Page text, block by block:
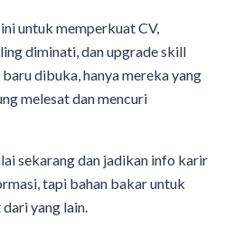
untuk memperkuat CV,
diminati, dan upgrade skill
dibuka, hanya mereka yang
melesat dan mencuri
sekarang dan jadikan info karir
tapi bahan bakar untuk
yang lain.